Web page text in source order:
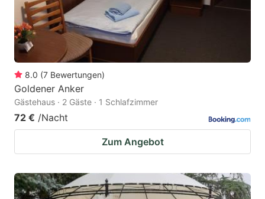
8.0 (7 Bewertungen)
Goldener Anker
Gästehaus · 2 Gäste · 1 Schlafzimmer
72 € /Nacht
Zum Angebot